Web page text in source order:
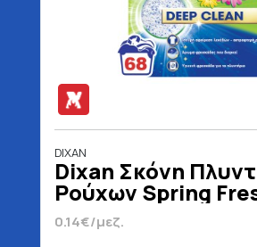
DIXAN
Dixan Σκόνη
Ρούχων Spring
Μεζούρες 3400 gr
0.14€/μεζ.